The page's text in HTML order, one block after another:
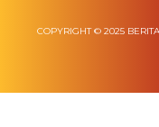
COPYRIGHT © 2025